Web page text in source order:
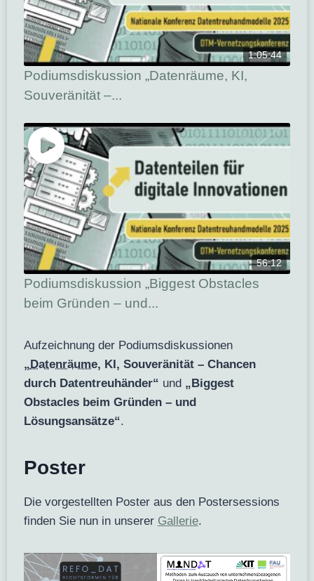
1:05:44
Podiumsdiskussion „Datenräume, KI,
Souveränität –...
56:12
Podiumsdiskussion „Biggest Obstacles
beim Gründen – und...
Aufzeichnung der Podiumsdiskussionen
„Datenräume, KI, Souveränität – Chancen
durch Datentreuhänder“ und „Biggest
Obstacles beim Gründen – und
Lösungsansätze“.
Poster
Die vorgestellten Poster aus den Postersessions
finden Sie nun in unserer Gallerie.